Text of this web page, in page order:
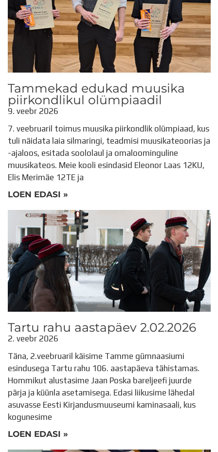
Tammekad edukad muusika
piirkondlikul olümpiaadil
9. veebr 2026
7. veebruaril toimus muusika piirkondlik olümpiaad, kus
tuli näidata laia silmaringi, teadmisi muusikateoorias ja
-ajaloos, esitada soololaul ja omaloominguline
muusikateos. Meie kooli esindasid Eleonor Laas 12KU,
Elis Merimäe 12TE ja
LOEN EDASI »
Tartu rahu aastapäev 2.02.2026
2. veebr 2026
Täna, 2.veebruaril käisime Tamme gümnaasiumi
esindusega Tartu rahu 106. aastapäeva tähistamas.
Hommikut alustasime Jaan Poska bareljeefi juurde
pärja ja küünla asetamisega. Edasi liikusime lähedal
asuvasse Eesti Kirjandusmuuseumi kaminasaali, kus
kogunesime
LOEN EDASI »